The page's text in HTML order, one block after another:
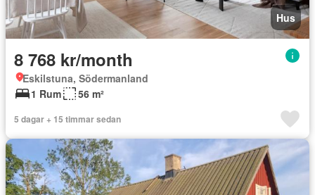
Hus
8 768 kr/month
Eskilstuna, Södermanland
1 Rum
56 m²
5 dagar + 15 timmar sedan